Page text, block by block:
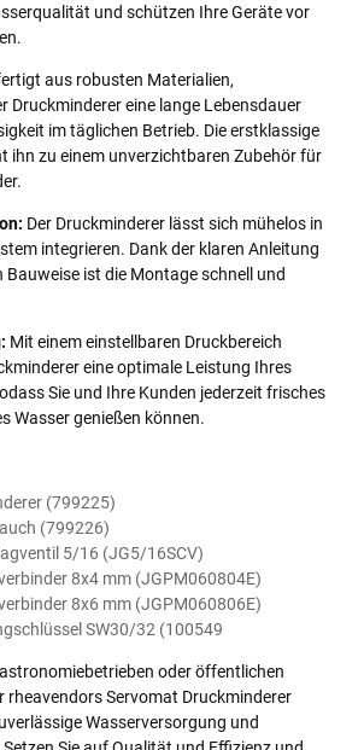
und schützen Ihre Geräte vor
aus robusten Materialien,
Druckminderer eine lange Lebensdauer
im täglichen Betrieb. Die erstklassige
ihn zu einem unverzichtbaren Zubehör für
Der Druckminderer lässt sich mühelos in
integrieren. Dank der klaren Anleitung
Bauweise ist die Montage schnell und
Mit einem einstellbaren Druckbereich
eine optimale Leistung Ihres
Sie und Ihre Kunden jederzeit frisches
Wasser genießen können.
(799225)
(799226)
5/16 (JG5/16SCV)
8x4 mm (JGPM060804E)
8x6 mm (JGPM060806E)
SW30/32 (100549
oder öffentlichen
rheavendors Servomat Druckminderer
Wasserversorgung und